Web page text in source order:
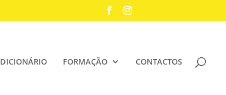
DICIONÁRIO FORMAÇÃO CONTACTOS